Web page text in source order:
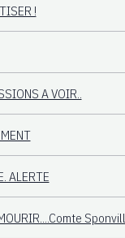
!
A VOIR..
ALERTE